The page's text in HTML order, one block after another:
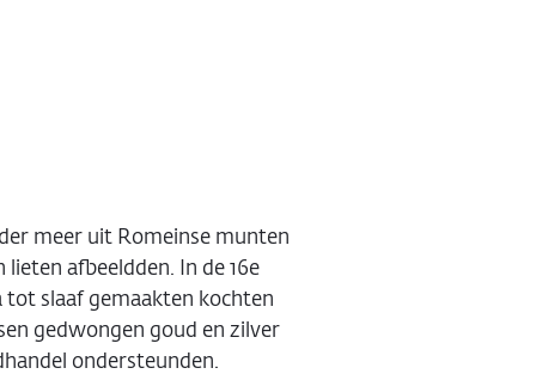
meer uit Romeinse munten
afbeeldden. In de 16e
tot slaaf gemaakten kochten
gedwongen goud en zilver
ondersteunden.